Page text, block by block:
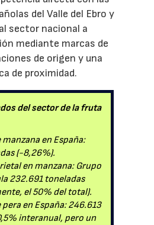
del Valle del Ebro y
sector nacional a
mediante marcas de
de origen y una
de proximidad.
del sector de la fruta
en España:
(-8,26%).
en manzana: Grupo
232.691 toneladas
el 50% del total).
en España: 246.613
interanual, pero un